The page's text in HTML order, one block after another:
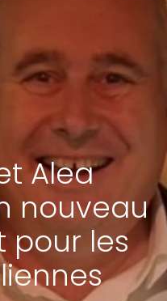
Alea
nouveau
pour les